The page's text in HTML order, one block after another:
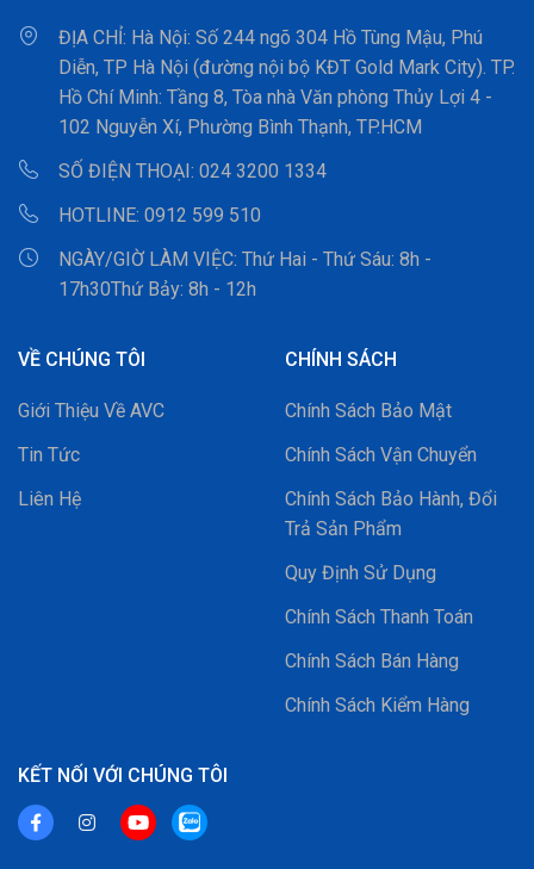
ĐỊA CHỈ: Hà Nội: Số 244 ngõ 304 Hồ Tùng Mậu, Phú
Diễn, TP Hà Nội (đường nội bộ KĐT Gold Mark City). TP.
Hồ Chí Minh: Tầng 8, Tòa nhà Văn phòng Thủy Lợi 4 -
102 Nguyễn Xí, Phường Bình Thạnh, TP.HCM
SỐ ĐIỆN THOẠI: 024 3200 1334
HOTLINE: 0912 599 510
NGÀY/GIỜ LÀM VIỆC: Thứ Hai - Thứ Sáu: 8h -
17h30Thứ Bảy: 8h - 12h
VỀ CHÚNG TÔI
Giới Thiệu Về AVC
Tin Tức
Liên Hệ
CHÍNH SÁCH
Chính Sách Bảo Mật
Chính Sách Vận Chuyển
Chính Sách Bảo Hành, Đổi
Trả Sản Phẩm
Quy Định Sử Dụng
Chính Sách Thanh Toán
Chính Sách Bán Hàng
Chính Sách Kiểm Hàng
KẾT NỐI VỚI CHÚNG TÔI